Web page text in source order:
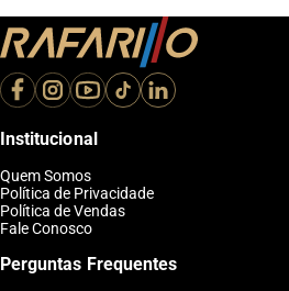
Institucional
Quem Somos
Política de Privacidade
Política de Vendas
Fale Conosco
Perguntas Frequentes